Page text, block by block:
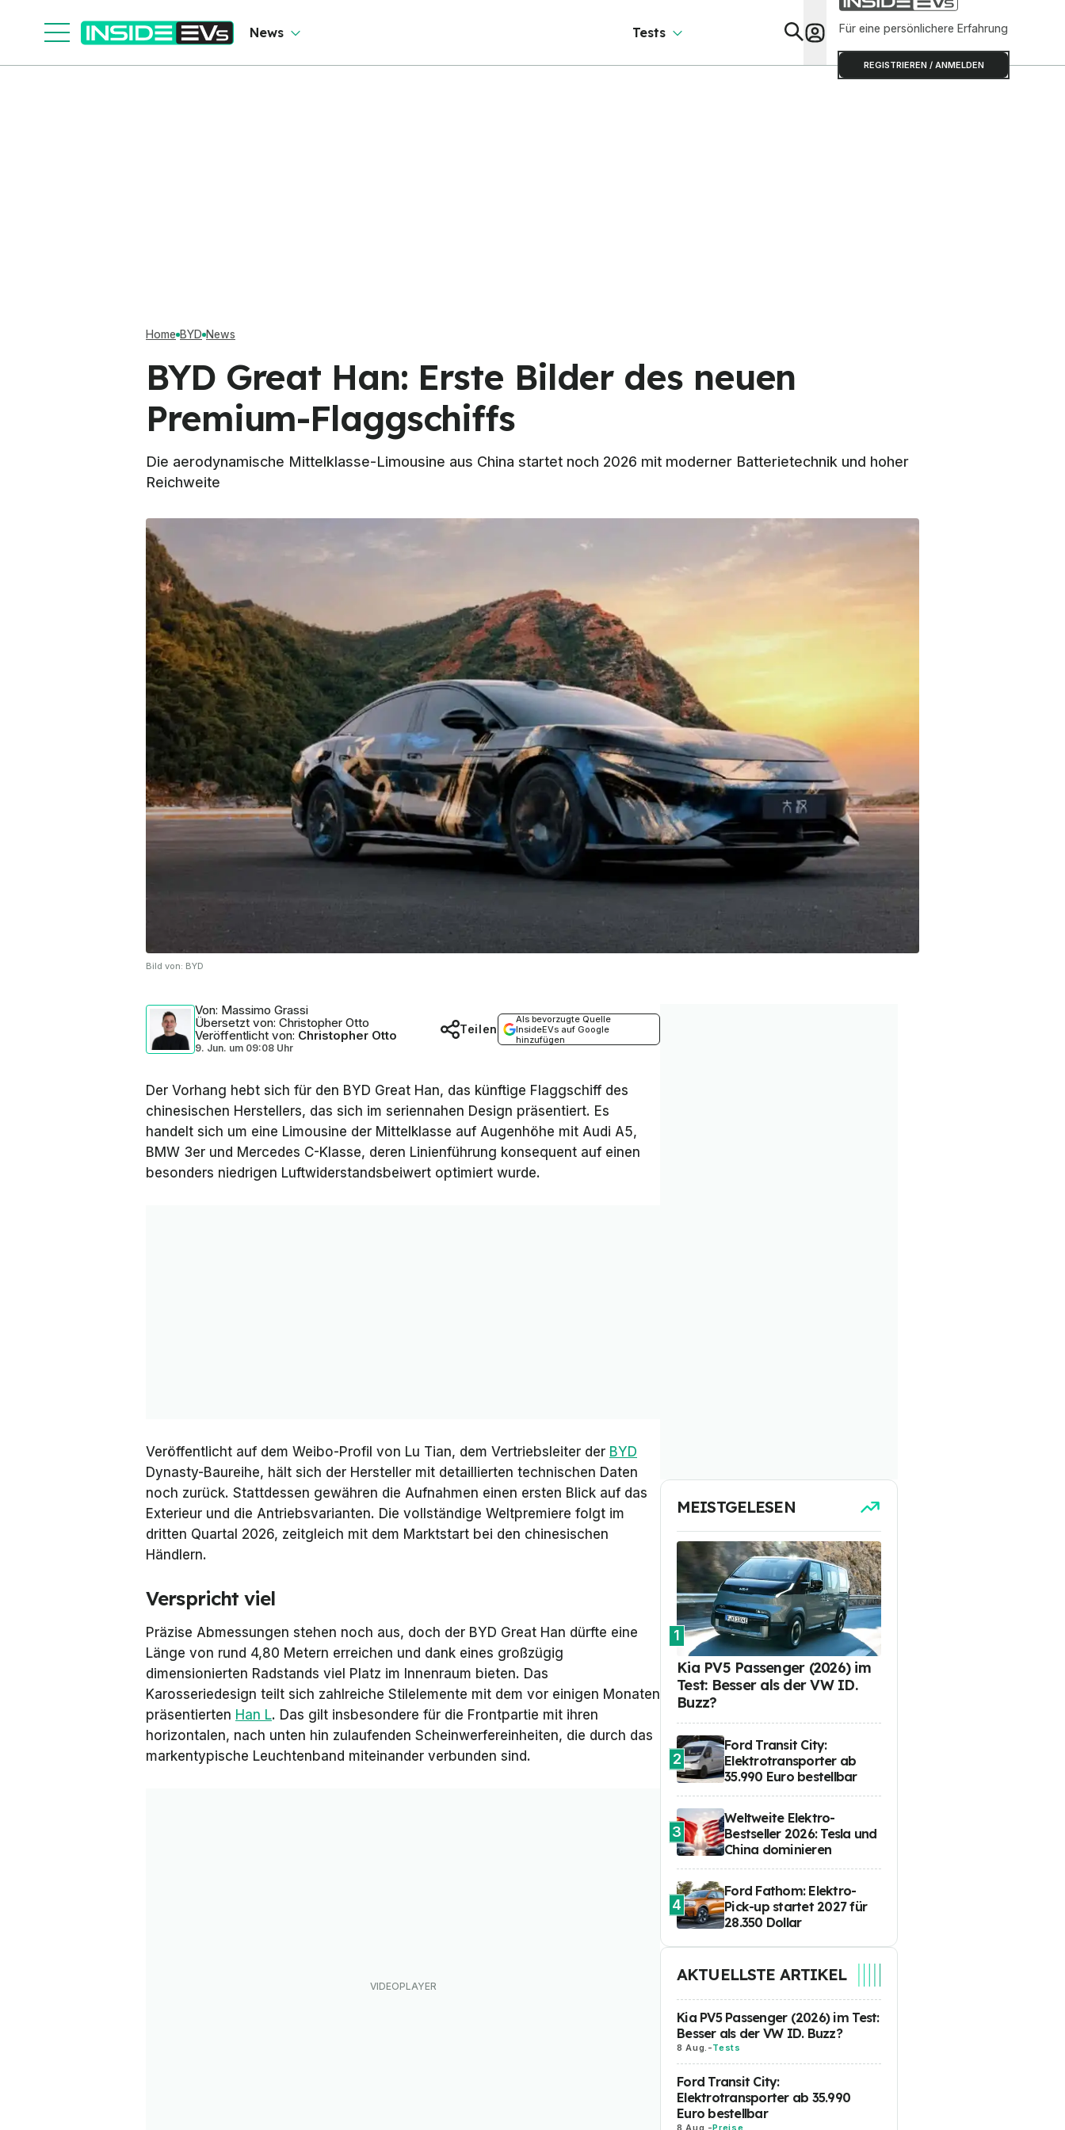
News Tests Für eine persönlichere Erfahrung
REGISTRIEREN / ANMELDEN
Home BYD News
BYD Great Han: Erste Bilder des neuen
Premium-Flaggschiffs
Die aerodynamische Mittelklasse-Limousine aus China startet noch 2026 mit moderner Batterietechnik und hoher
Reichweite
Bild von: BYD
Von: Massimo Grassi
Übersetzt von: Christopher Otto
Veröffentlicht von: Christopher Otto
9. Jun. um 09:08 Uhr
Als bevorzugte Quelle
InsideEVs auf Google
hinzufügen
Teilen
Der Vorhang hebt sich für den BYD Great Han, das künftige Flaggschiff des
chinesischen Herstellers, das sich im seriennahen Design präsentiert. Es
handelt sich um eine Limousine der Mittelklasse auf Augenhöhe mit Audi A5,
BMW 3er und Mercedes C-Klasse, deren Linienführung konsequent auf einen
besonders niedrigen Luftwiderstandsbeiwert optimiert wurde.
Veröffentlicht auf dem Weibo-Profil von Lu Tian, dem Vertriebsleiter der BYD
Dynasty-Baureihe, hält sich der Hersteller mit detaillierten technischen Daten
noch zurück. Stattdessen gewähren die Aufnahmen einen ersten Blick auf das
Exterieur und die Antriebsvarianten. Die vollständige Weltpremiere folgt im
dritten Quartal 2026, zeitgleich mit dem Marktstart bei den chinesischen
Händlern.
Verspricht viel
Präzise Abmessungen stehen noch aus, doch der BYD Great Han dürfte eine
Länge von rund 4,80 Metern erreichen und dank eines großzügig
dimensionierten Radstands viel Platz im Innenraum bieten. Das
Karosseriedesign teilt sich zahlreiche Stilelemente mit dem vor einigen Monaten
präsentierten Han L. Das gilt insbesondere für die Frontpartie mit ihren
horizontalen, nach unten hin zulaufenden Scheinwerfereinheiten, die durch das
markentypische Leuchtenband miteinander verbunden sind.
MEISTGELESEN
1
Kia PV5 Passenger (2026) im
Test: Besser als der VW ID.
Buzz?
2
Ford Transit City:
Elektrotransporter ab
35.990 Euro bestellbar
3
Weltweite Elektro-
Bestseller 2026: Tesla und
China dominieren
4
Ford Fathom: Elektro-
Pick-up startet 2027 für
28.350 Dollar
AKTUELLSTE ARTIKEL
Kia PV5 Passenger (2026) im Test:
Besser als der VW ID. Buzz?
8 Aug. -Tests
Ford Transit City:
Elektrotransporter ab 35.990
Euro bestellbar
8 Aug. -Preise